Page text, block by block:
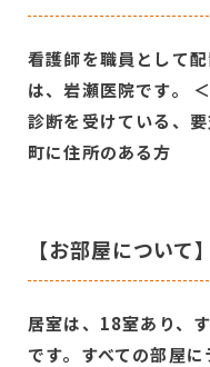
看護師を職員として
は、岩瀬医院です。
診断を受けている、
町に住所のある方
【お部屋について】
居室は、18室あり、
です。すべての部屋に